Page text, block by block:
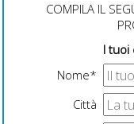
COMPILA IL
I tuoi
Nome*
Città